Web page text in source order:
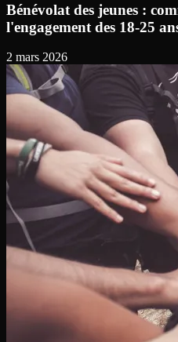
Bénévolat des jeunes :
l'engagement des 18-25
2 mars 2026